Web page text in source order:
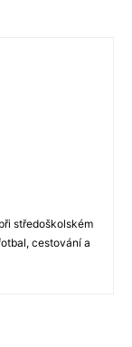
středoškolském
cestování a